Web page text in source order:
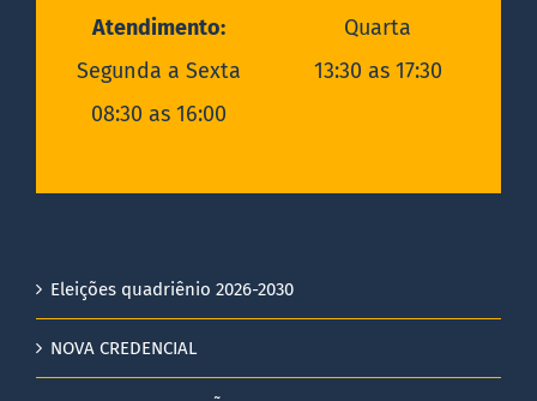
Atendimento:
Segunda a Sexta
08:30 as 16:00
Quarta
13:30 as 17:30
Eleições quadriênio 2026-2030
NOVA CREDENCIAL